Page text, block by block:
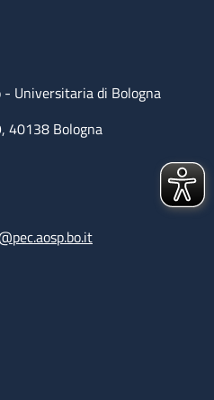
- Universitaria di Bologna
40138 Bologna